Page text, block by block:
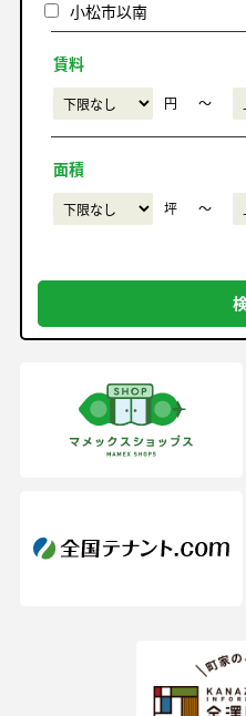
小松市以南
賃料
円 〜
面積
坪 〜